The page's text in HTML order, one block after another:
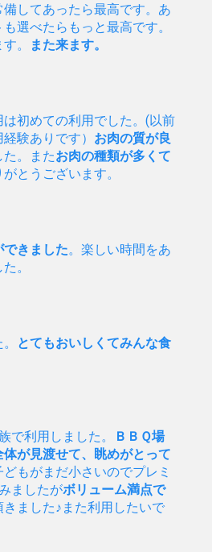
してあったら最高です。あ
選べたらもっと最高です。
。
また来ます。
初めての利用でした。(以前
験ありです） お肉の質が良
た。またお肉の種類が多くて
がとうございます。
きました。楽しい時間をあ
。
とてもおいしくてみんな食
で利用しました。
ＢＢＱ場
が見渡せて、眺めがとって
どもがまだ小さいのでプレミ
ましたがボリューム満点で
きました♪また利用したいで